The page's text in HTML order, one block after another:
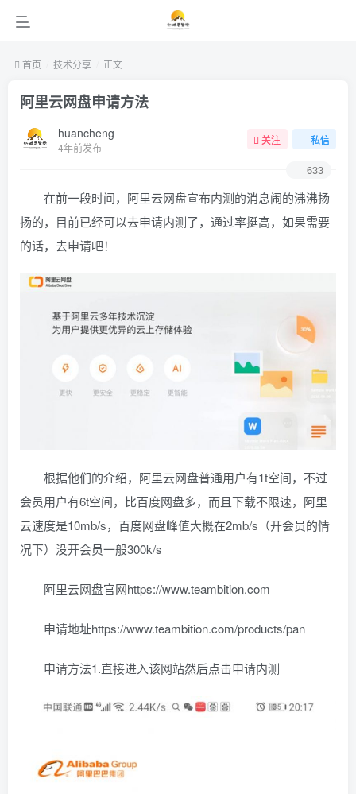
首页 技术分享 正文
阿里云网盘申请方法
huancheng
4年前发布
关注 私信
633
在前一段时间，阿里云网盘宣布内测的消息闹的沸沸扬
扬的，目前已经可以去申请内测了，通过率挺高，如果需要
的话，去申请吧！
根据他们的介绍，阿里云网盘普通用户有1t空间，不过
会员用户有6t空间，比百度网盘多，而且下载不限速，阿里
云速度是10mb/s，百度网盘峰值大概在2mb/s（开会员的情
况下）没开会员一般300k/s
阿里云网盘官网https://www.teambition.com
申请地址https://www.teambition.com/products/pan
申请方法1.直接进入该网站然后点击申请内测